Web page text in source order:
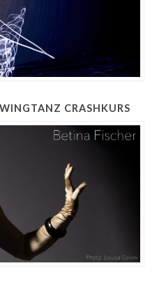
CRASHKURS